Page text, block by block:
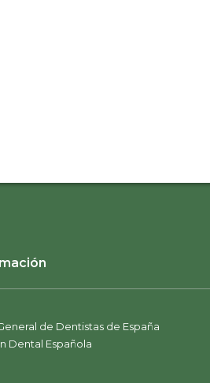
de Dentistas de España
Dental Española